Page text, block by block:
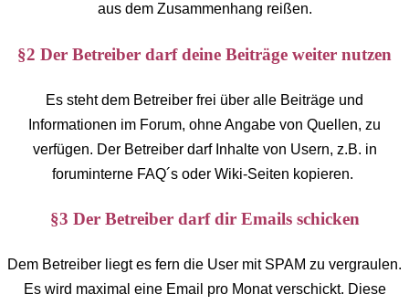
aus dem Zusammenhang reißen.
§2 Der Betreiber darf deine Beiträge weiter nutzen
Es steht dem Betreiber frei über alle Beiträge und
Informationen im Forum, ohne Angabe von Quellen, zu
verfügen. Der Betreiber darf Inhalte von Usern, z.B. in
foruminterne FAQ´s oder Wiki-Seiten kopieren.
§3 Der Betreiber darf dir Emails schicken
Dem Betreiber liegt es fern die User mit SPAM zu vergraulen.
Es wird maximal eine Email pro Monat verschickt. Diese